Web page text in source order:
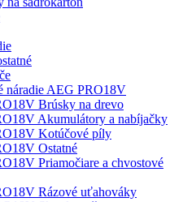
náradie AEG PRO18V
Brúsky na drevo
Akumulátory a nabíjačky
Kotúčové píly
Ostatné
Priamočiare a chvostové
Rázové uťahováky